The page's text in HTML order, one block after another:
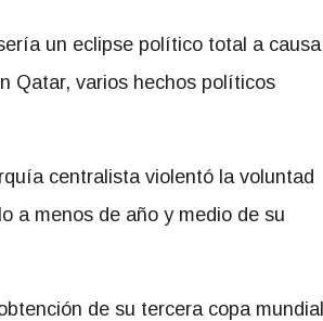
un eclipse político total a causa
Qatar, varios hechos políticos
centralista violentó la voluntad
a menos de año y medio de su
de su tercera copa mundial